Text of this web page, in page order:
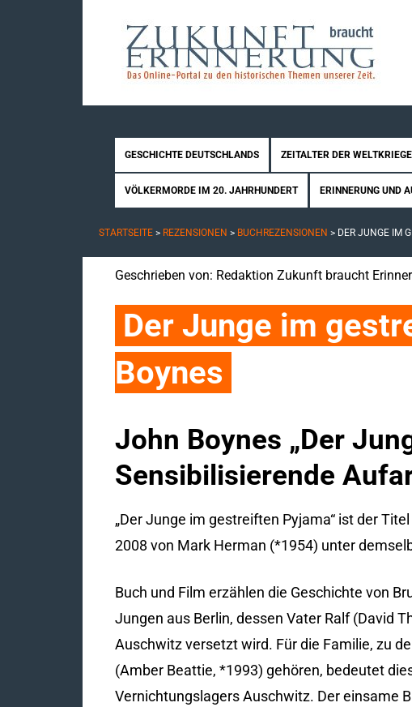
GESCHICHTE DEUTSCHLANDS ZEITALTER DER WELTKRIEGE
VÖLKERMORDE IM 20. JAHRHUNDERT ERINNERUNG UND
STARTSEITE > REZENSIONEN > BUCHREZENSIONEN > DER JUNGE IM
Geschrieben von: Redaktion Zukunft braucht
Der Junge im
Boynes
John Boynes „Der
Sensibilisierende
„Der Junge im gestreiften Pyjama“ ist der
2008 von Mark Herman (*1954) unter
Buch und Film erzählen die Geschichte von
Jungen aus Berlin, dessen Vater Ralf (David
Auschwitz versetzt wird. Für die Familie, zu
(Amber Beattie, *1993) gehören, bedeutet
Vernichtungslagers Auschwitz. Der einsame